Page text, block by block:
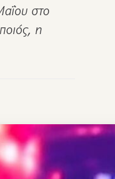
στο
η